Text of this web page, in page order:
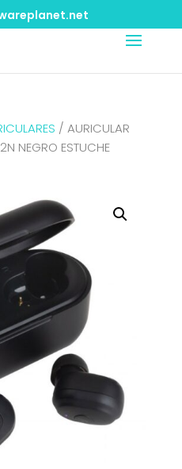
/ AURICULAR
NEGRO ESTUCHE